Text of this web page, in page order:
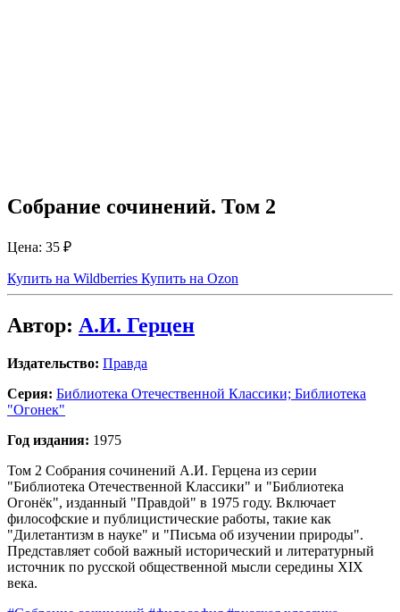
Собрание сочинений. Том 2
Цена: 35 ₽
Купить на Wildberries Купить на Ozon
Автор: А.И. Герцен
Издательство: Правда
Серия: Библиотека Отечественной Классики; Библиотека
"Огонек"
Год издания: 1975
Том 2 Собрания сочинений А.И. Герцена из серии
"Библиотека Отечественной Классики" и "Библиотека
Огонёк", изданный "Правдой" в 1975 году. Включает
философские и публицистические работы, такие как
"Дилетантизм в науке" и "Письма об изучении природы".
Представляет собой важный исторический и литературный
источник по русской общественной мысли середины XIX
века.